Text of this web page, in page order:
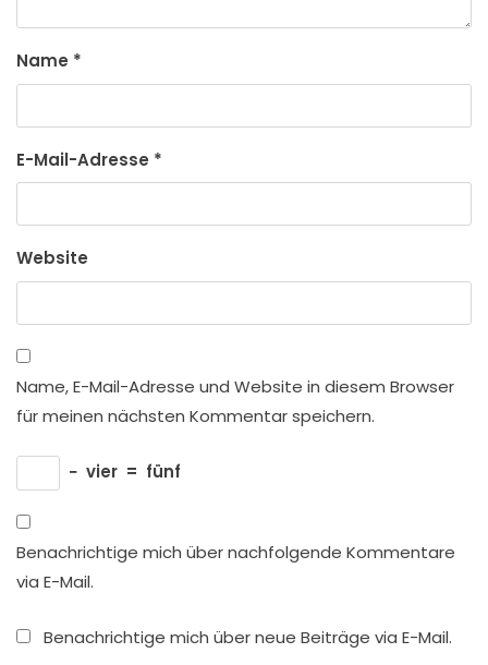
Name *
E-Mail-Adresse *
Website
Name, E-Mail-Adresse und Website in diesem Browser
für meinen nächsten Kommentar speichern.
− vier = fünf
Benachrichtige mich über nachfolgende Kommentare
via E-Mail.
Benachrichtige mich über neue Beiträge via E-Mail.